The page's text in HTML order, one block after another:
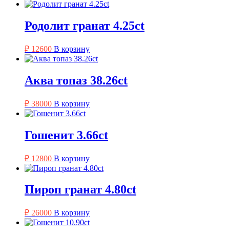
Родолит гранат 4.25ct
₽ 12600 В корзину
Аква топаз 38.26ct
₽ 38000 В корзину
Гошенит 3.66ct
₽ 12800 В корзину
Пироп гранат 4.80ct
₽ 26000 В корзину